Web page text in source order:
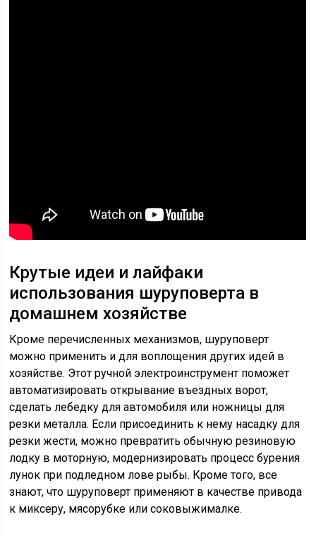
Крутые идеи и лайфаки
использования шуруповерта в
домашнем хозяйстве
Кроме перечисленных механизмов, шуруповерт
можно применить и для воплощения других идей в
хозяйстве. Этот ручной электроинструмент поможет
автоматизировать открывание въездных ворот,
сделать лебедку для автомобиля или ножницы для
резки металла. Если присоединить к нему насадку для
резки жести, можно превратить обычную резиновую
лодку в моторную, модернизировать процесс бурения
лунок при подледном лове рыбы. Кроме того, все
знают, что шуруповерт применяют в качестве привода
к миксеру, мясорубке или соковыжималке.